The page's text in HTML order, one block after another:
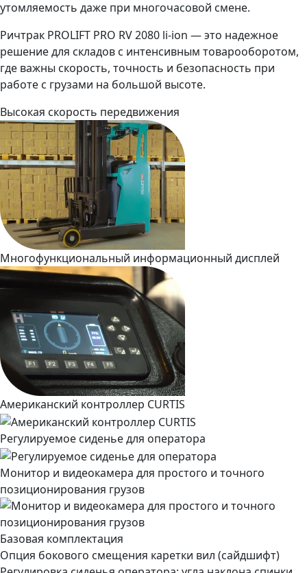
утомляемость даже при многочасовой смене.
Ричтрак PROLIFT PRO RV 2080 li-ion — это надежное
решение для складов с интенсивным товарооборотом,
где важны скорость, точность и безопасность при
работе с грузами на большой высоте.
Высокая скорость передвижения
Многофункциональный информационный дисплей
Американский контроллер CURTIS
Регулируемое сиденье для оператора
Монитор и видеокамера для простого и точного
позиционирования грузов
Базовая комплектация
Опция бокового смещения каретки вил (сайдшифт)